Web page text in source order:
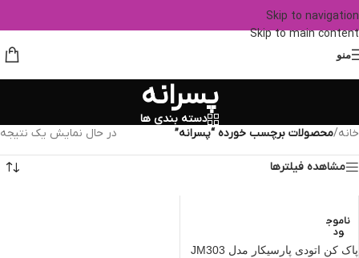
Skip to navigation
Skip to main content
منو
پسرانه
دسته بندی ها
خانه/محصولات برچسب خورده “پسرانه” در حال نمایش یک نتیجه
مشاهده فیلترها
ناموج
ود
پاک کن اتودی پارسیکار مدل JM303